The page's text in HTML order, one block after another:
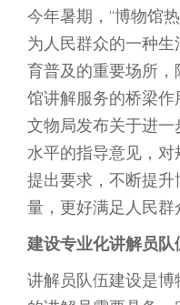
今年暑期，“博物馆
为人民群众的一种
育普及的重要场所
馆讲解服务的桥梁
文物局发布关于进
水平的指导意见，
提出要求，不断提
量，更好满足人民群
建设专业化讲解员队
讲解员队伍建设是